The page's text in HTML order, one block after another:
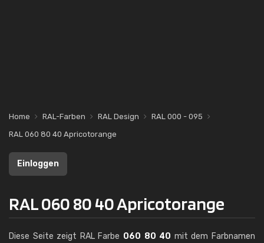
Home RAL-Farben RAL Design
RAL 000 - 095
RAL 060 80 40 Apricotorange
Einloggen
RAL 060 80 40 Apricotorange
Diese Seite zeigt RAL Farbe 060 80 40 mit dem Farbnamen